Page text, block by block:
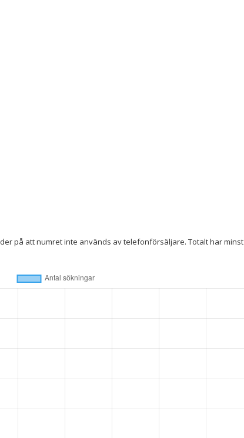
på att numret inte används av telefonförsäljare. Totalt har minst